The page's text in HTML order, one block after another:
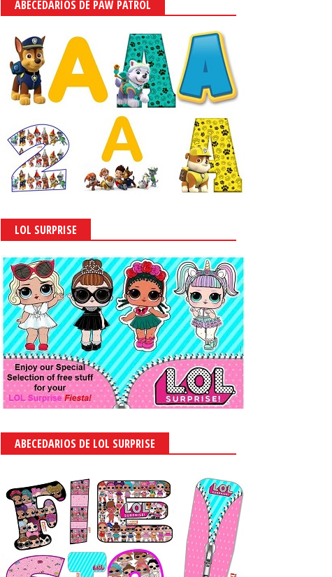
ABECEDARIOS DE PAW PATROL
LOL SURPRISE
ABECEDARIOS DE LOL SURPRISE